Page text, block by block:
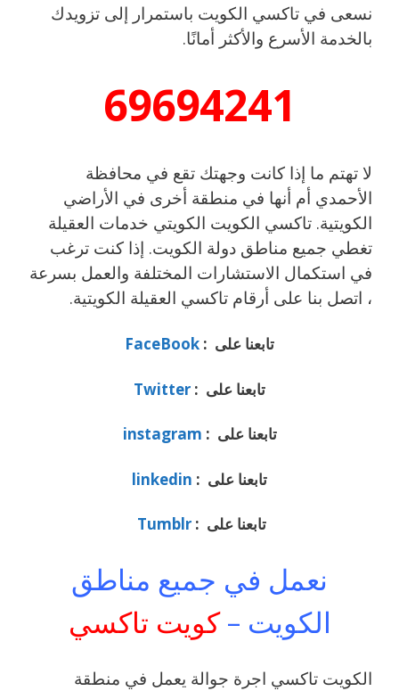
نسعى في تاكسي الكويت باستمرار إلى تزويدك
بالخدمة الأسرع والأكثر أمانًا.
69694241
لا تهتم ما إذا كانت وجهتك تقع في محافظة
الأحمدي أم أنها في منطقة أخرى في الأراضي
الكويتية. تاكسي الكويت الكويتي خدمات العقيلة
تغطي جميع مناطق دولة الكويت. إذا كنت ترغب
في استكمال الاستشارات المختلفة والعمل بسرعة
، اتصل بنا على أرقام تاكسي العقيلة الكويتية.
تابعنا على : FaceBook
تابعنا على : Twitter
تابعنا على : instagram
تابعنا على : linkedin
تابعنا على :Tumblr
نعمل في جميع مناطق
الكويت –كويت تاكسي
الكويت تاكسي اجرة جوالة يعمل في منطقة